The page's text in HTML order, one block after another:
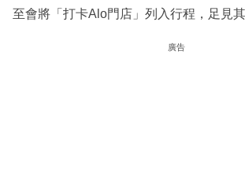
至會將「打卡Alo門店」列入行程，足見其
廣告